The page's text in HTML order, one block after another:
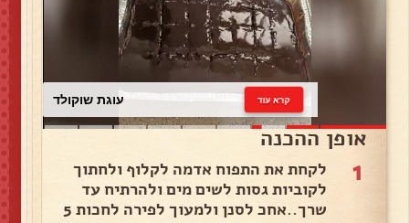
עוגת שוקולד קרא עוד
אופן ההכנה
1
לקחת את התפוח אדמה לקלוף ולחתוך
לקוביות גסות לשים מים ולהרתיח עד
שרך..אחכ לסנן ולמעוך לפירה לחכות 5